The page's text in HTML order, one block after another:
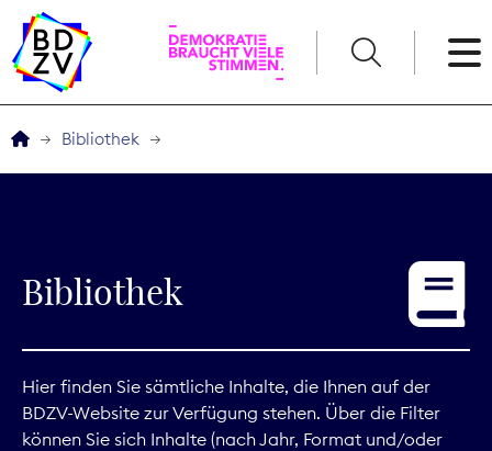
Service
Digitales
Bibliothek
Bibliothek
Hier finden Sie sämtliche Inhalte, die Ihnen auf der
BDZV-Website zur Verfügung stehen. Über die Filter
können Sie sich Inhalte (nach Jahr, Format und/oder